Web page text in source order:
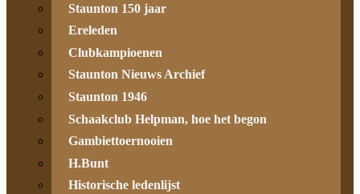
Staunton 150 jaar
Ereleden
Clubkampioenen
Staunton Nieuws Archief
Staunton 1946
Schaakclub Helpman, hoe het begon
Gambiettoernooien
H.Bunt
Historische ledenlijst